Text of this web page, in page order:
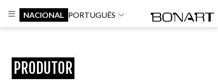
NACIONAL PORTUGUÊS
PRODUTOR